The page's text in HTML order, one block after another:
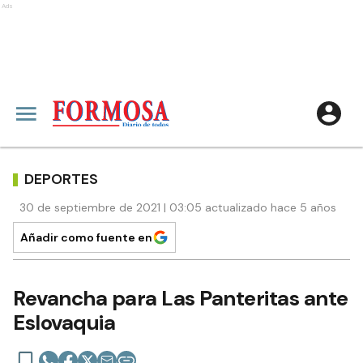
Ads
DEPORTES
30 de septiembre de 2021 | 03:05 actualizado hace 5 años
Añadir como fuente en
Revancha para Las Panteritas ante
Eslovaquia